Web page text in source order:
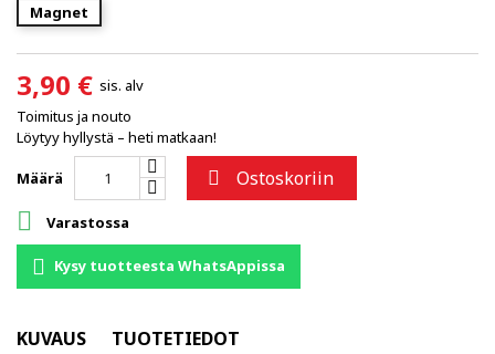
Magnet
3,90 € sis. alv
Toimitus ja nouto
Löytyy hyllystä – heti matkaan!
Määrä  Ostoskoriin
 Varastossa
Kysy tuotteesta WhatsAppissa
KUVAUS TUOTETIEDOT